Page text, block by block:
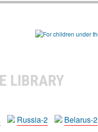
LIBRARY
Russia-2 Belarus-2